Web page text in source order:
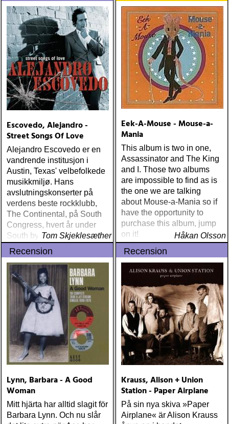
Escovedo, Alejandro -
Street Songs Of Love
Alejandro Escovedo er en
vandrende institusjon i
Austin, Texas' velbefolkede
musikkmiljø. Hans
avslutningskonserter på
verdens beste rockklubb,
The Continental, på South
Congress, hvert år under
South by South West, er så
nærme essensen i rock det
er mulig å komme
Tom Skjeklesæther
Eek-A-Mouse - Mouse-a-
Mania
This album is two in one,
Assassinator and The King
and I. Those two albums
are impossible to find as is
the one we are talking
about Mouse-a-Mania so if
have the opportunity to
purchase this album, jump
on it!
Håkan Olsson
Recension
Lynn, Barbara - A Good
Woman
Mitt hjärta har alltid slagit för
Barbara Lynn. Och nu slår
Recension
Krauss, Alison + Union
Station - Paper Airplane
På sin nya skiva »Paper
Airplane« är Alison Krauss